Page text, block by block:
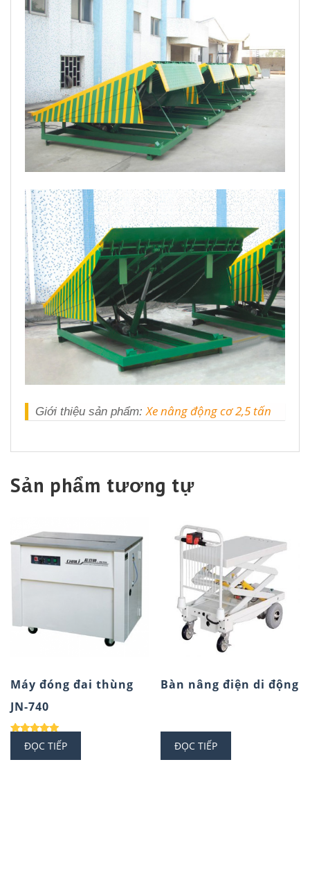
Giới thiệu sản phẩm: Xe nâng động cơ 2,5 tấn
Sản phẩm tương tự
Máy đóng đai thùng
JN-740
Được xếp
hạng
5.00
ĐỌC TIẾP
Bàn nâng điện di động
ĐỌC TIẾP